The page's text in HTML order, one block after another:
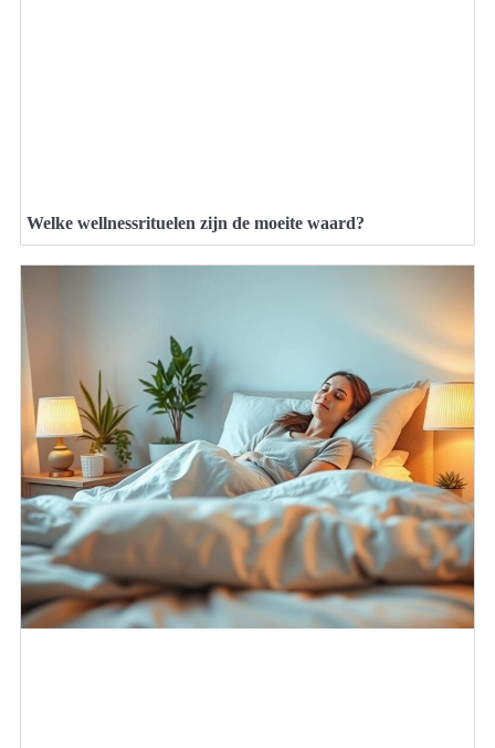
Welke wellnessrituelen zijn de moeite waard?